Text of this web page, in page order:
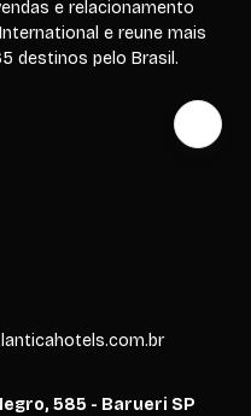
e relacionamento
e reune mais
destinos pelo Brasil.
585 - Barueri SP